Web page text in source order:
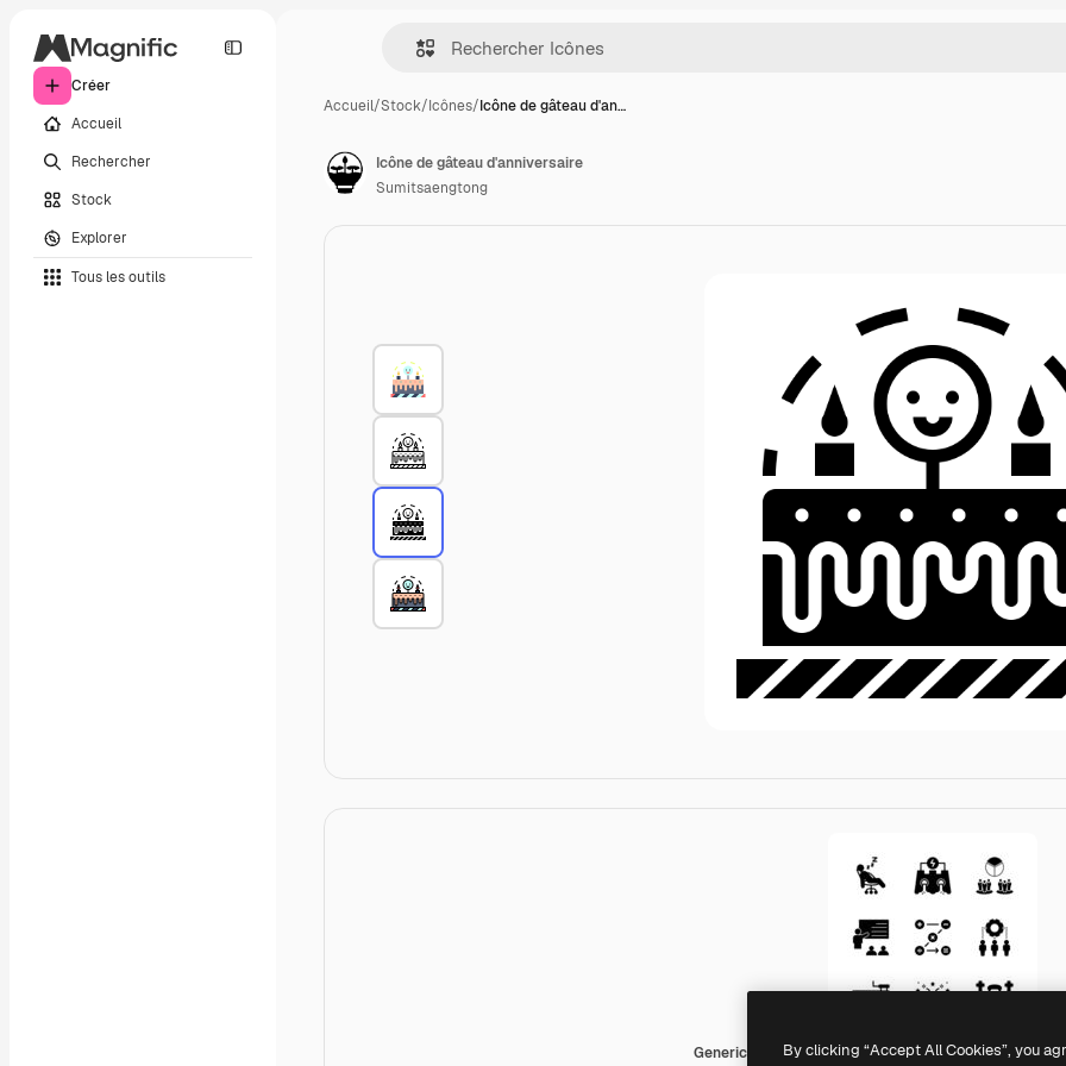
Créer
Accueil
Rechercher
Stock
Explorer
Tous les outils
Accueil/Stock/Icônes/Icône de gâteau d'an…
Generic Glyph
Icône de gâteau d'anniversaire
Sumitsaengtong
By clicking “Accept All Cookies”, you